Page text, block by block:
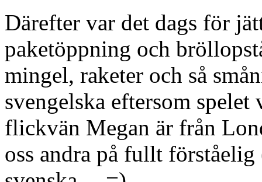
Därefter var det dags för
paketöppning och
mingel, raketer och så
svengelska eftersom
flickvän Megan är från
oss andra på fullt